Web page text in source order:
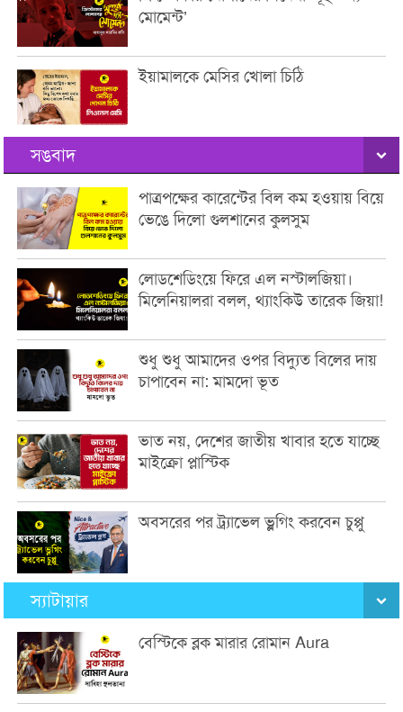
মোমেন্ট’
ইয়ামালকে মেসির খোলা চিঠি
সঙবাদ
পাত্রপক্ষের কারেন্টের বিল কম হওয়ায় বিয়ে
ভেঙে দিলো গুলশানের কুলসুম
লোডশেডিংয়ে ফিরে এল নস্টালজিয়া।
মিলেনিয়ালরা বলল, থ্যাংকিউ তারেক জিয়া!
শুধু শুধু আমাদের ওপর বিদ্যুত বিলের দায়
চাপাবেন না: মামদো ভূত
ভাত নয়, দেশের জাতীয় খাবার হতে যাচ্ছে
মাইক্রো প্লাস্টিক
অবসরের পর ট্র্যাভেল ভ্লগিং করবেন চুপ্পু
স্যাটায়ার
বেস্টিকে ব্লক মারার রোমান Aura